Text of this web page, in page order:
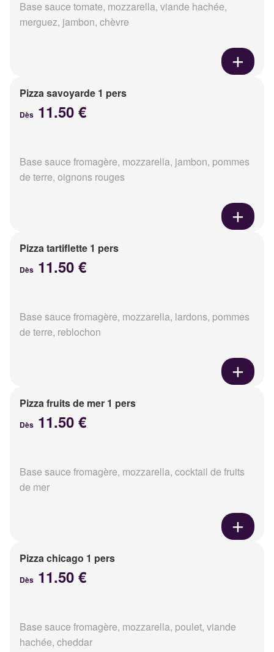
Base sauce tomate, mozzarella, viande hachée,
merguez, jambon, chèvre
Pizza savoyarde 1 pers
Dès 11.50 €
Base sauce fromagère, mozzarella, jambon, pommes
de terre, oignons rouges
Pizza tartiflette 1 pers
Dès 11.50 €
Base sauce fromagère, mozzarella, lardons, pommes
de terre, reblochon
Pizza fruits de mer 1 pers
Dès 11.50 €
Base sauce fromagère, mozzarella, cocktail de fruits
de mer
Pizza chicago 1 pers
Dès 11.50 €
Base sauce fromagère, mozzarella, poulet, viande
hachée, cheddar